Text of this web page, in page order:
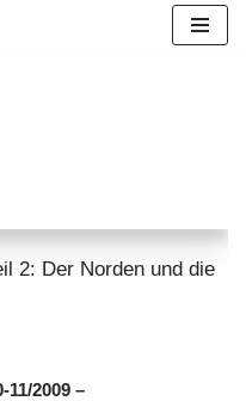
2: Der Norden und die
11/2009 –